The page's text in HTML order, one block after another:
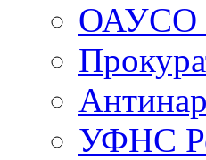
ОАУСО
УФНС